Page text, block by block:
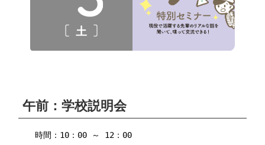
午前：学校説明会
時間：10：00 ～ 12：00